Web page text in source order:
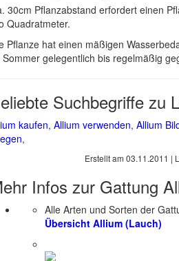
30cm Pflanzabstand erfordert einen
Quadratmeter.
Pflanze hat einen mäßigen
Sommer gelegentlich bis regelmäßig
Suchbegriffe zu
kaufen, Allium verwenden, Allium
,
Erstellt am 03.11.2011 |
Infos zur Gattung
Alle Arten und Sorten der
Übersicht Allium (Lauch)